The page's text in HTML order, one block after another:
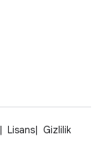
Lisans
Gizlilik